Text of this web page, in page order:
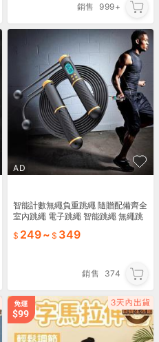
銷售
999+
AD
智能計數無繩負重跳繩 隨贈配備齊全
室內跳繩 電子跳繩 智能跳繩 無繩跳
家庭百貨
249~ 349
銷售 374